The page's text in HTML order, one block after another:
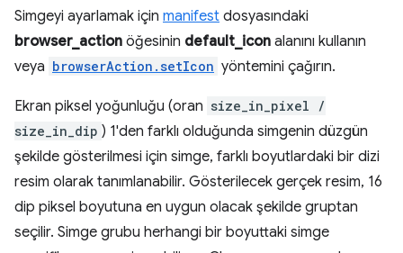
Simgeyi ayarlamak için manifest dosyasındaki
browser_action öğesinin default_icon alanını kullanın
veya browserAction.setIcon yöntemini çağırın.
Ekran piksel yoğunluğu (oran size_in_pixel /
size_in_dip ) 1'den farklı olduğunda simgenin düzgün
şekilde gösterilmesi için simge, farklı boyutlardaki bir dizi
resim olarak tanımlanabilir. Gösterilecek gerçek resim, 16
dip piksel boyutuna en uygun olacak şekilde gruptan
seçilir. Simge grubu herhangi bir boyuttaki simge